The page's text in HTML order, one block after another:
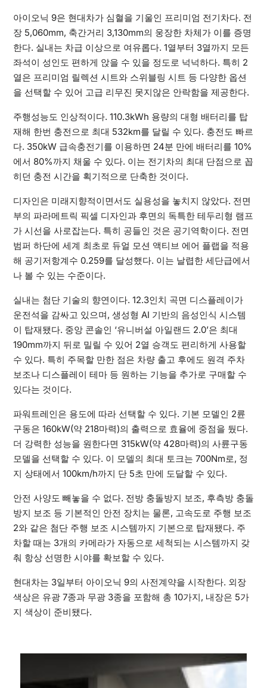
아이오닉 9은 현대차가 심혈을 기울인 프리미엄 전기차다. 전
장 5,060mm, 축간거리 3,130mm의 웅장한 차체가 이를 증명
한다. 실내는 차급 이상으로 여유롭다. 1열부터 3열까지 모든
좌석이 성인도 편하게 앉을 수 있을 정도로 넉넉하다. 특히 2
열은 프리미엄 릴렉션 시트와 스위블링 시트 등 다양한 옵션
을 선택할 수 있어 고급 리무진 못지않은 안락함을 제공한다.
주행성능도 인상적이다. 110.3kWh 용량의 대형 배터리를 탑
재해 한번 충전으로 최대 532km를 달릴 수 있다. 충전도 빠르
다. 350kW 급속충전기를 이용하면 24분 만에 배터리를 10%
에서 80%까지 채울 수 있다. 이는 전기차의 최대 단점으로 꼽
히던 충전 시간을 획기적으로 단축한 것이다.
디자인은 미래지향적이면서도 실용성을 놓치지 않았다. 전면
부의 파라메트릭 픽셀 디자인과 후면의 독특한 테두리형 램프
가 시선을 사로잡는다. 특히 공들인 것은 공기역학이다. 전면
범퍼 하단에 세계 최초로 듀얼 모션 액티브 에어 플랩을 적용
해 공기저항계수 0.259를 달성했다. 이는 날렵한 세단급에서
나 볼 수 있는 수준이다.
실내는 첨단 기술의 향연이다. 12.3인치 곡면 디스플레이가
운전석을 감싸고 있으며, 생성형 AI 기반의 음성인식 시스템
이 탑재됐다. 중앙 콘솔인 ‘유니버설 아일랜드 2.0’은 최대
190mm까지 뒤로 밀릴 수 있어 2열 승객도 편리하게 사용할
수 있다. 특히 주목할 만한 점은 차량 출고 후에도 원격 주차
보조나 디스플레이 테마 등 원하는 기능을 추가로 구매할 수
있다는 것이다.
파워트레인은 용도에 따라 선택할 수 있다. 기본 모델인 2륜
구동은 160kW(약 218마력)의 출력으로 효율에 중점을 뒀다.
더 강력한 성능을 원한다면 315kW(약 428마력)의 사륜구동
모델을 선택할 수 있다. 이 모델의 최대 토크는 700Nm로, 정
지 상태에서 100km/h까지 단 5초 만에 도달할 수 있다.
안전 사양도 빼놓을 수 없다. 전방 충돌방지 보조, 후측방 충돌
방지 보조 등 기본적인 안전 장치는 물론, 고속도로 주행 보조
2와 같은 첨단 주행 보조 시스템까지 기본으로 탑재됐다. 주
차할 때는 3개의 카메라가 자동으로 세척되는 시스템까지 갖
춰 항상 선명한 시야를 확보할 수 있다.
현대차는 3일부터 아이오닉 9의 사전계약을 시작한다. 외장
색상은 유광 7종과 무광 3종을 포함해 총 10가지, 내장은 5가
지 색상이 준비됐다.